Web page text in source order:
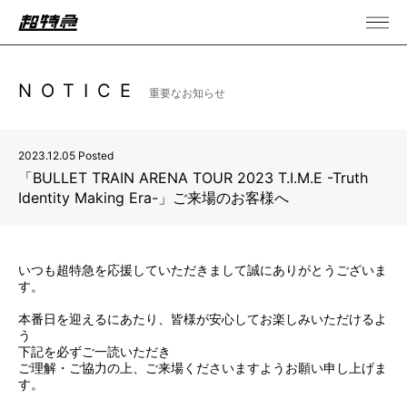
NOTICE 重要なお知らせ
2023.12.05 Posted
「BULLET TRAIN ARENA TOUR 2023 T.I.M.E -Truth
Identity Making Era-」ご来場のお客様へ
いつも超特急を応援していただきまして誠にありがとうございま
す。
本番日を迎えるにあたり、皆様が安心してお楽しみいただけるよ
う
下記を必ずご一読いただき
ご理解・ご協力の上、ご来場くださいますようお願い申し上げま
す。